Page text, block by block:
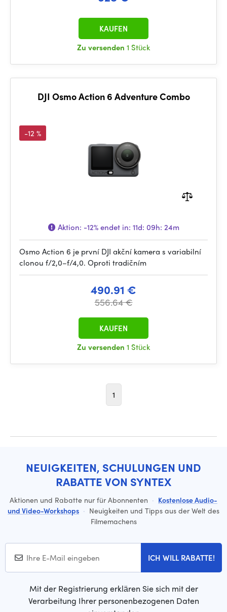
Zu versenden 1 Stück
KAUFEN
DJI Osmo Action 6 Adventure Combo
-12 %
Aktion: -12%endet in: 11d: 09h: 24m
Osmo Action 6 je první DJI akční kamera s variabilní
clonou f/2,0–f/4,0. Oproti tradičním
490.91 €
556.64 €
Zu versenden 1 Stück
KAUFEN
1
NEUIGKEITEN, SCHULUNGEN UND
RABATTE VON SYNTEX
Aktionen und Rabatte nur für Abonnenten · Kostenlose Audio-
und Video-Workshops · Neuigkeiten und Tipps aus der Welt des
Filmemachens
ICH WILL RABATTE!
Mit der Registrierung erklären Sie sich mit der
Verarbeitung Ihrer personenbezogenen Daten